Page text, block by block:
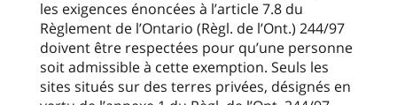
les exigences énoncées à l’article 7.8 du
Règlement de l’Ontario (Règl. de l’Ont.) 244/97
doivent être respectées pour qu’une personne
soit admissible à cette exemption. Seuls les
sites situés sur des terres privées, désignés en